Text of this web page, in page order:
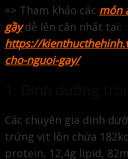
=> Tham khảo các món
gầydễ lên cân nhất tại:
https://
cho-nguoi-gay/
Các chuyên gia dinh
trứng vịt lộn chứa
protein, 12,4g lipid,